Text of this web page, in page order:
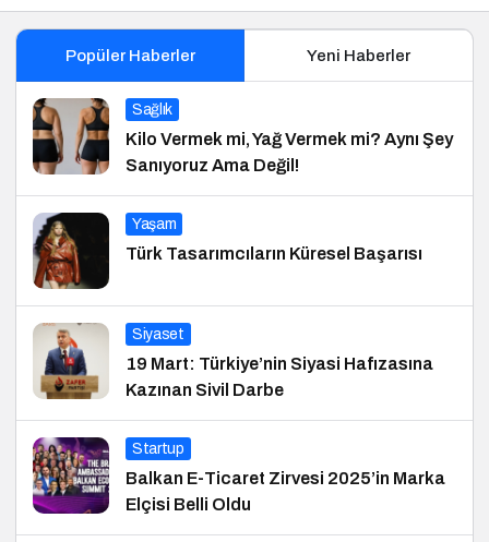
Popüler Haberler Yeni Haberler
Sağlık
Kilo Vermek mi, Yağ Vermek mi? Aynı Şey
Sanıyoruz Ama Değil!
Yaşam
Türk Tasarımcıların Küresel Başarısı
Siyaset
19 Mart: Türkiye’nin Siyasi Hafızasına
Kazınan Sivil Darbe
Startup
Balkan E-Ticaret Zirvesi 2025’in Marka
Elçisi Belli Oldu